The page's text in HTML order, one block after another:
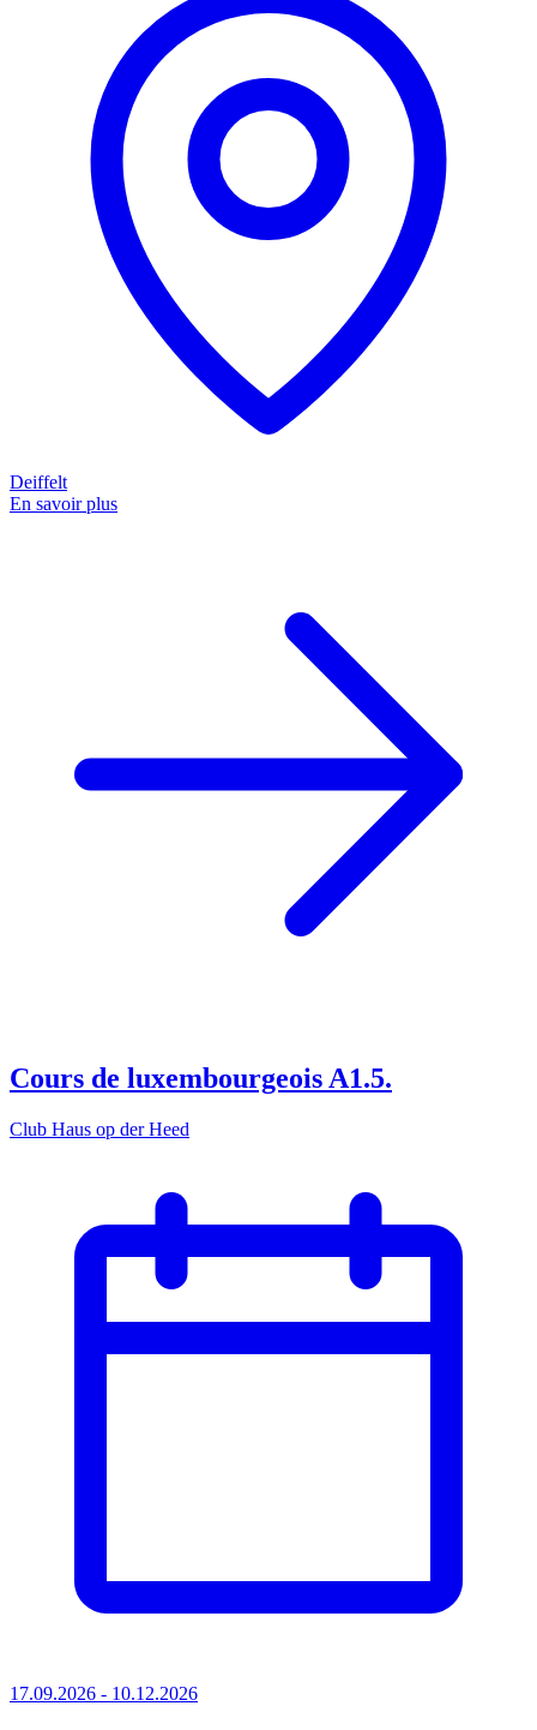
Deiffelt
En savoir plus
Cours de luxembourgeois A1.5.
Club Haus op der Heed
17.09.2026 - 10.12.2026